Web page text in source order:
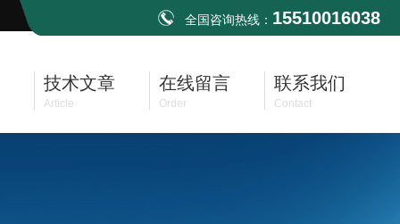
全国咨询热线： 15510016038
技术文章
Article
在线留言
Order
联系我们
Contact